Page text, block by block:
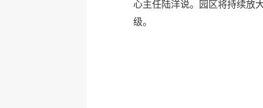
心主任陆洋说。园区将持续放
级。